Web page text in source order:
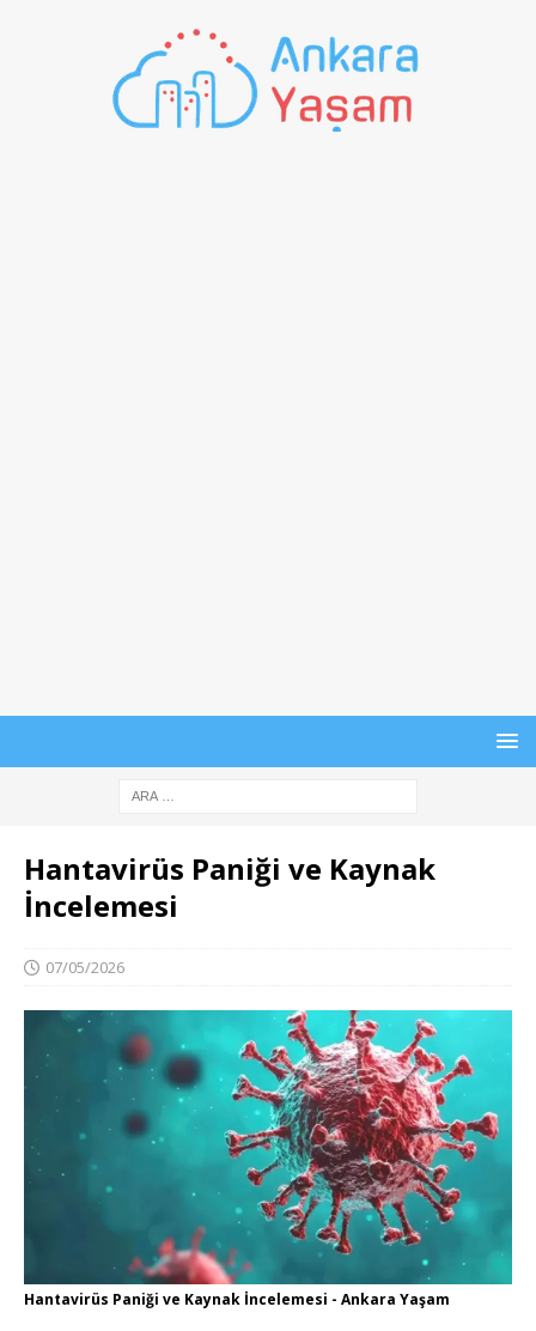
Hantavirüs Paniği ve Kaynak
İncelemesi
07/05/2026
Hantavirüs Paniği ve Kaynak İncelemesi - Ankara Yaşam